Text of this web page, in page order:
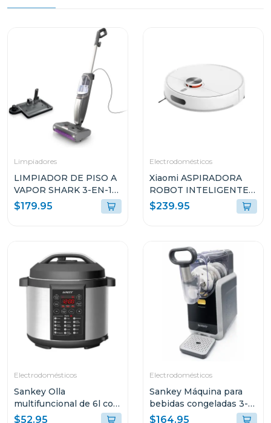
Limpiadores
LIMPIADOR DE PISO A
VAPOR SHARK 3-EN-1
SD20
$179.95
Electrodomésticos
Xiaomi ASPIRADORA
ROBOT INTELIGENTE
2-EN-1 SUCCIÓN
10000PA SENSOR LDS
$239.95
Electrodomésticos
Sankey Olla
multifuncional de 6l con
15 funciones para
$52.95
Electrodomésticos
Sankey Máquina para
bebidas congeladas 3-
en-1 con pantalla tactil
$164.95